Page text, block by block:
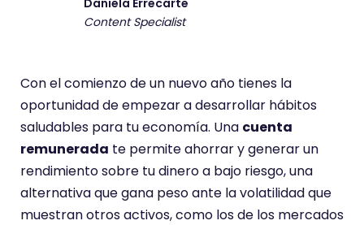
Daniela Errecarte
Content Specialist
Con el comienzo de un nuevo año tienes la
oportunidad de empezar a desarrollar hábitos
saludables para tu economía. Una cuenta
remunerada te permite ahorrar y generar un
rendimiento sobre tu dinero a bajo riesgo, una
alternativa que gana peso ante la volatilidad que
muestran otros activos, como los de los mercados